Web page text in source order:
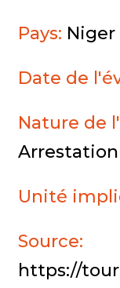
Pays: Niger
Date de
Nature de
Unité
Source:
https://